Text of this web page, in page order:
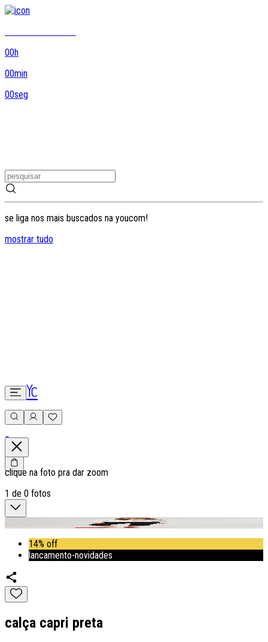
00h
00min
00seg
se liga nos mais buscados na youcom!
mostrar tudo
0
clique na foto pra dar zoom
1 de 0 fotos
14% off
lancamento-novidades
calça capri preta